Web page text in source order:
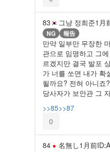
83 그냥 정희준1月
NG 報告
만약 일부만 무장한
관으로 임명하고 그
르겠지만 결국 발포
가 너를 쏘면 내가 확
될까요? 전혀 아니죠
당사자가 보안관 그
>>85>>87
0
84 名無し1月前